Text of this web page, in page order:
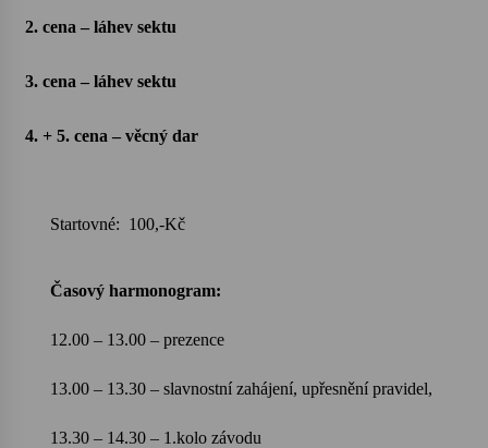
28. 7. 2026
Votavžatský ploty
17. 7. 2026
Ozvěny prázdnin
2. cena – láhev sektu
3. cena – láhev sektu
4. + 5. cena – věcný dar
Startovné: 100,-Kč
Časový harmonogram:
12.00 – 13.00 – prezence
13.00 – 13.30 – slavnostní zahájení, upřesnění pravidel,
13.30 – 14.30 – 1.kolo závodu